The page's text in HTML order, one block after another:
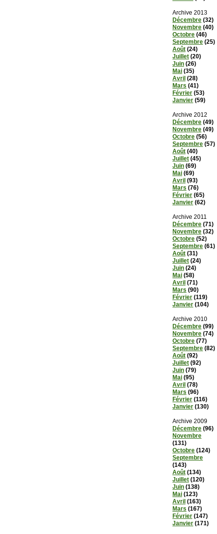
Archive 2013
Décembre (32)
Novembre (40)
Octobre (46)
Septembre (25)
Août (24)
Juillet (20)
Juin (26)
Mai (35)
Avril (28)
Mars (41)
Février (53)
Janvier (59)
Archive 2012
Décembre (49)
Novembre (49)
Octobre (56)
Septembre (57)
Août (40)
Juillet (45)
Juin (69)
Mai (69)
Avril (93)
Mars (76)
Février (65)
Janvier (62)
Archive 2011
Décembre (71)
Novembre (32)
Octobre (52)
Septembre (61)
Août (31)
Juillet (24)
Juin (24)
Mai (58)
Avril (71)
Mars (90)
Février (119)
Janvier (104)
Archive 2010
Décembre (99)
Novembre (74)
Octobre (77)
Septembre (82)
Août (92)
Juillet (92)
Juin (79)
Mai (95)
Avril (78)
Mars (96)
Février (116)
Janvier (130)
Archive 2009
Décembre (96)
Novembre
(131)
Octobre (124)
Septembre
(143)
Août (134)
Juillet (120)
Juin (138)
Mai (123)
Avril (163)
Mars (167)
Février (147)
Janvier (171)